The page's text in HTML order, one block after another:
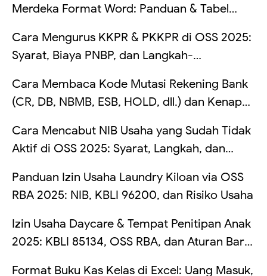
Merdeka Format Word: Panduan & Tabel
Cara Mengurus KKPR & PKKPR di OSS 2025:
Syarat, Biaya PNBP, dan Langkah-
Cara Membaca Kode Mutasi Rekening Bank
(CR, DB, NBMB, ESB, HOLD, dll.) dan Kenapa
Cara Mencabut NIB Usaha yang Sudah Tidak
Aktif di OSS 2025: Syarat, Langkah, dan
Panduan Izin Usaha Laundry Kiloan via OSS
RBA 2025: NIB, KBLI 96200, dan Risiko Usaha
Izin Usaha Daycare & Tempat Penitipan Anak
2025: KBLI 85134, OSS RBA, dan Aturan Baru
Format Buku Kas Kelas di Excel: Uang Masuk,